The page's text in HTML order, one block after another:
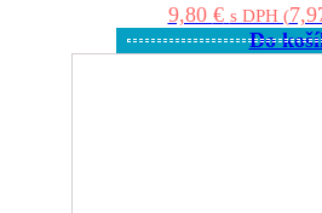
9,80 € s DPH (
Do